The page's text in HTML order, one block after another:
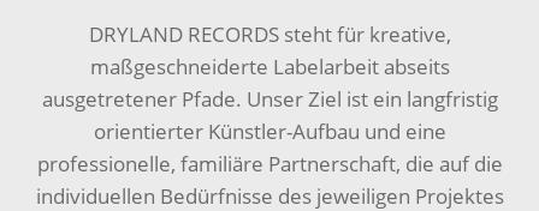
DRYLAND RECORDS steht für kreative,
maßgeschneiderte Labelarbeit abseits
ausgetretener Pfade. Unser Ziel ist ein langfristig
orientierter Künstler-Aufbau und eine
professionelle, familiäre Partnerschaft, die auf die
individuellen Bedürfnisse des jeweiligen Projektes